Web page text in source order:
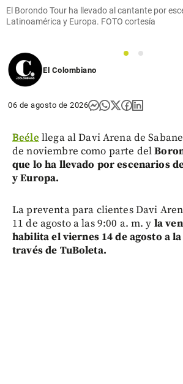
El Borondo Tour ha llevado al cantante por
Latinoamérica y Europa. FOTO cortesía
1
2
El Colombiano
06 de agosto de 2026
Beéle llega al Davi Arena de
de noviembre como parte del
que lo ha llevado por escenarios
y Europa.
La preventa para clientes Davi
11 de agosto a las 9:00 a. m. y la
habilita el viernes 14 de agosto a
través de TuBoleta.